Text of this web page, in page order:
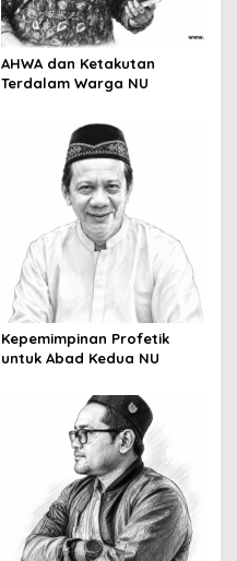
AHWA dan Ketakutan
Terdalam Warga NU
Kepemimpinan Profetik
untuk Abad Kedua NU